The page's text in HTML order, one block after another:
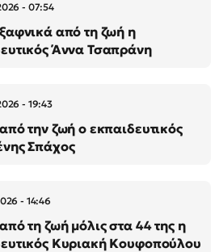
- 07:54
από τη ζωή η
Άννα Τσαπράνη
- 19:43
την ζωή ο εκπαιδευτικός
Σπάχος
- 14:46
τη ζωή μόλις στα 44 της η
Κυριακή Κουφοπούλου